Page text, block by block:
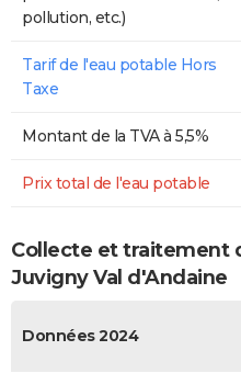
pollution, etc.)
Tarif de l'eau potable Hors
Taxe
Montant de la TVA à 5,5%
Prix total de l'eau potable
Collecte et traitement
Juvigny Val d'Andaine
Données 2024